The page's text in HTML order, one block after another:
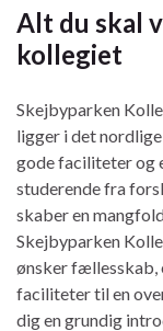
Alt du skal
kollegiet
Skejbyparken
ligger i det
gode faciliteter og
studerende fra
skaber en
Skejbyparken
ønsker fællesskab,
faciliteter til en
dig en grundig